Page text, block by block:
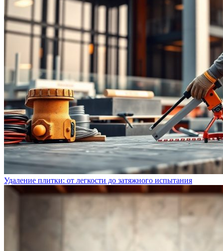
Удаление плитки: от легкости до затяжного испытания